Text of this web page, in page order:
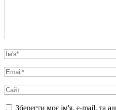
Зберегти моє ім'я, e-mail, та